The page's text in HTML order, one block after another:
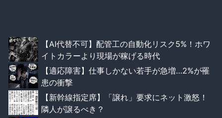
【AI代替不可】配管工の自動化リスク5%！ホワ
イトカラーより現場が稼げる時代
【適応障害】仕事しかない若手が急増…2%が罹
患の衝撃
【新幹線指定席】「譲れ」要求にネット激怒！
隣人が譲るべき？